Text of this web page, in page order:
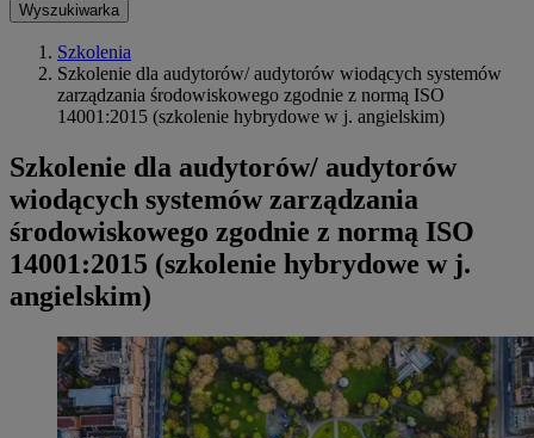
Wyszukiwarka
Szkolenia
Szkolenie dla audytorów/ audytorów wiodących systemów
zarządzania środowiskowego zgodnie z normą ISO
14001:2015 (szkolenie hybrydowe w j. angielskim)
Szkolenie dla audytorów/ audytorów
wiodących systemów zarządzania
środowiskowego zgodnie z normą ISO
14001:2015 (szkolenie hybrydowe w j.
angielskim)